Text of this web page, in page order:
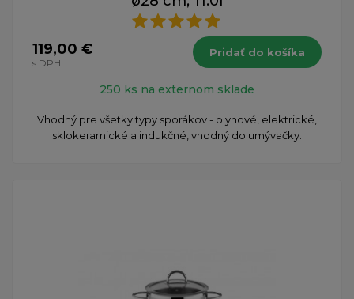
119,00 €
s DPH
Pridať do košíka
250 ks na externom sklade
Vhodný pre všetky typy sporákov - plynové, elektrické,
sklokeramické a indukčné, vhodný do umývačky.